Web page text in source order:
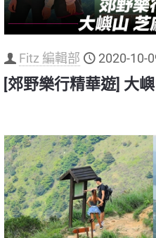
Fitz 編輯部 2020-10-
[郊野樂行精華遊] 大